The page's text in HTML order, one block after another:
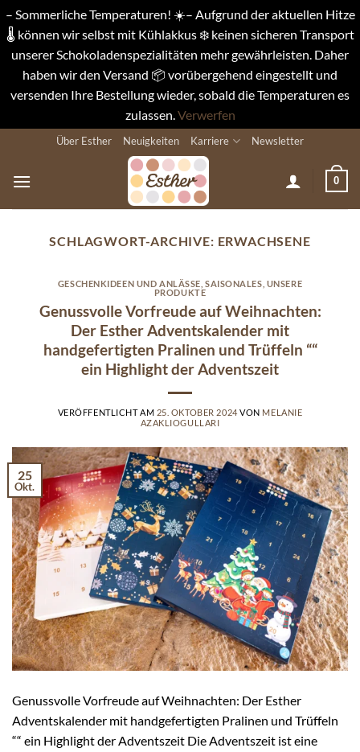
– Sommerliche Temperaturen! ☀️– Aufgrund der aktuellen Hitze
🌡️ können wir selbst mit Kühlakkus ❄️ keinen sicheren Transport
unserer Schokoladenspezialitäten mehr gewährleisten. Daher
haben wir den Versand 📦 vorübergehend eingestellt und
versenden Ihre Bestellung wieder, sobald die Temperaturen es
zulassen.Verwerfen
springen
Über Esther Neuigkeiten Karriere Newsletter
0
SCHLAGWORT-ARCHIVE: ERWACHSENE
GESCHENKIDEEN UND ANLÄSSE SAISONALES UNSERE
PRODUKTE
Genussvolle Vorfreude auf Weihnachten:
Der Esther Adventskalender mit
handgefertigten Pralinen und Trüffeln ““
ein Highlight der Adventszeit
VERÖFFENTLICHT AM 25. OKTOBER 2024 VON MELANIE
AZAKLIOGULLARI
25
Okt.
Genussvolle Vorfreude auf Weihnachten: Der Esther
Adventskalender mit handgefertigten Pralinen und Trüffeln
““ ein Highlight der Adventszeit Die Adventszeit ist eine